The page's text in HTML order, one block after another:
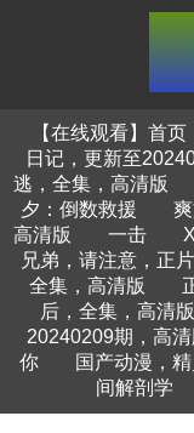
【在线观看】首页
日记，更新至
逃，全集，高清版
夕：倒数救援
高清版
一击
兄弟，请注意，正
全集，高清版
后，全集，高清版
20240209期，高清
你
国产动漫，
间解剖学